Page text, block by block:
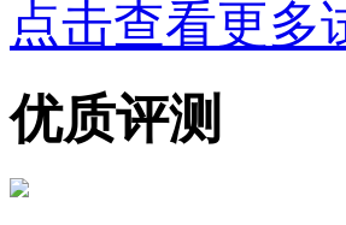
点击查看更多
优质评测